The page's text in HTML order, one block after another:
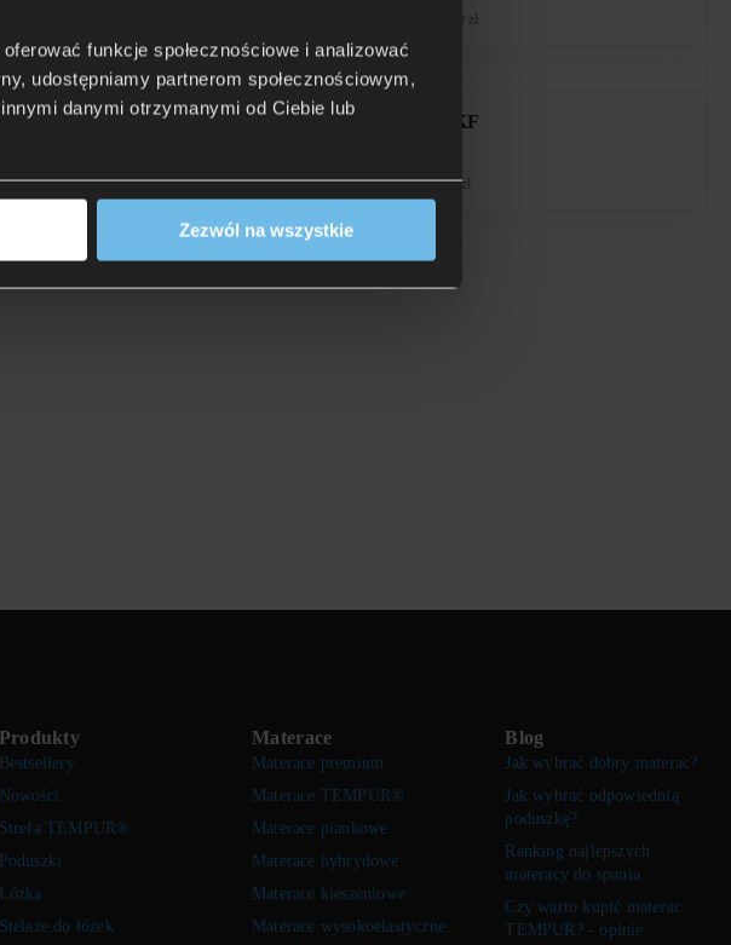
funkcje społecznościowe i analizować
udostępniamy partnerom społecznościowym,
danymi otrzymanymi od Ciebie lub
Zezwól na wszystkie
Rata 0% już od: 143,20 zł
KF
91,90 zł
Stelaż Duoflex KF
Rata 0% już od: 57,10 zł
Produkty
Bestsellery
Nowości
Strefa TEMPUR®
Poduszki
Łóżka
Stelaże do łóżek
Materace
Materace premium
Materace TEMPUR®
Materace piankowe
Materace hybrydowe
Materace kieszeniowe
Materace wysokoelastyczne
Blog
Jak wybrać dobry materac?
Jak wybrać odpowiednią
poduszkę?
Ranking najlepszych
materacy do spania
Czy warto kupić materac
TEMPUR? - opinie